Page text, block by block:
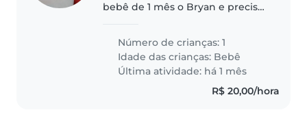
bebê de 1 mês o Bryan e preciso
paciência e que realmente goste
de cuida de crianças, eu trabalho
de casa então se precisar vou
Número de crianças: 1
Idade das crianças: Bebê
Última atividade: há 1 mês
R$ 20,00/hora